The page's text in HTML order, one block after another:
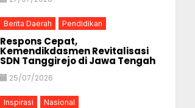
Berita Daerah Pendidikan
Respons Cepat,
Kemendikdasmen Revitalisasi
SDN Tanggirejo di Jawa Tengah
25/07/2026
Inspirasi Nasional